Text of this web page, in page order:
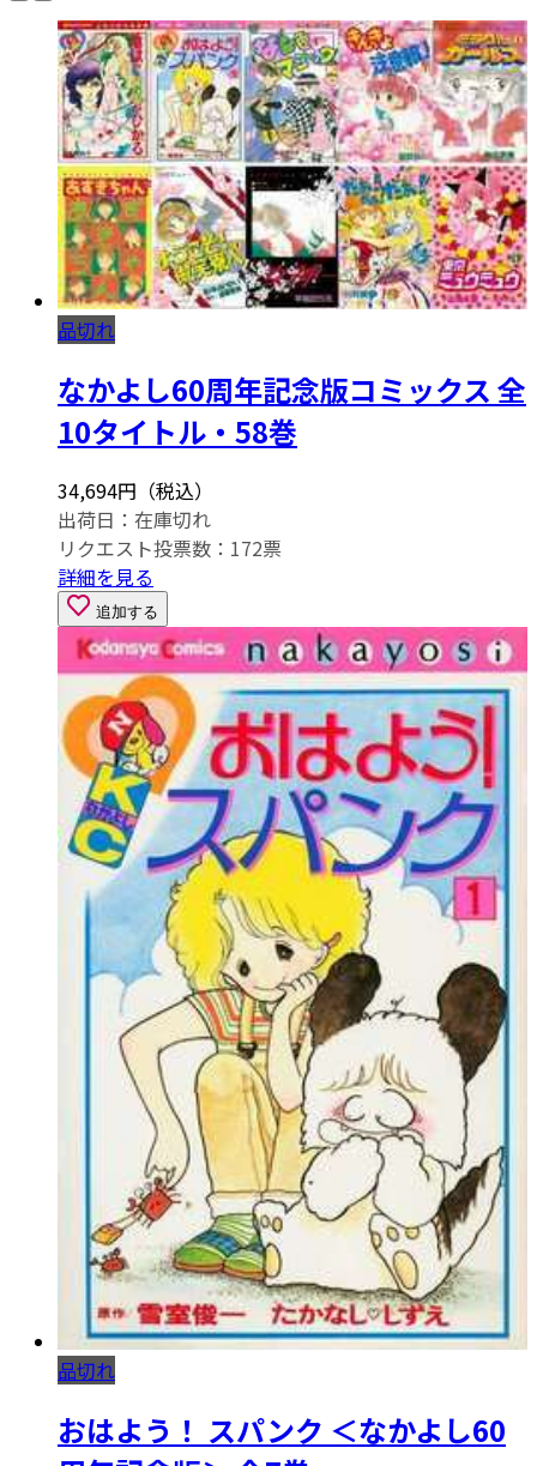
品切れ
なかよし60周年記念版コミックス 全
10タイトル・58巻
34,694円（税込）
出荷日： 在庫切れ
リクエスト投票数： 172票
詳細を見る
追加する
品切れ
おはよう！ スパンク ＜なかよし60